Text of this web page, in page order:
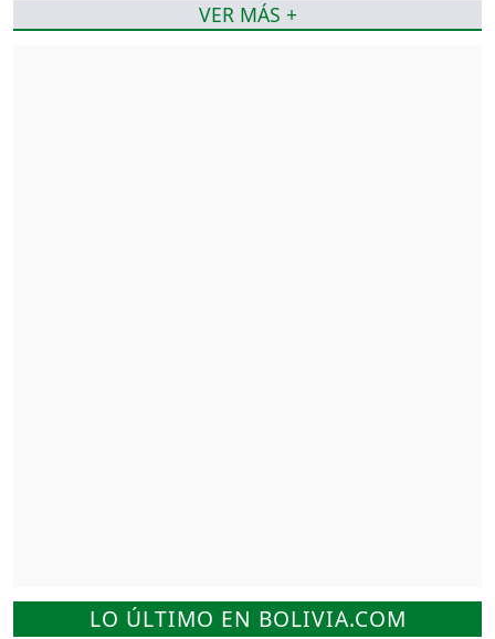
LO ÚLTIMO EN BOLIVIA.COM
VER MÁS +